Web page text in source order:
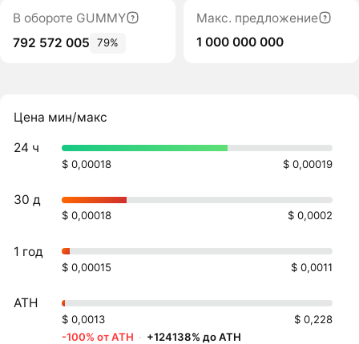
В обороте GUMMY
792 572 005
79%
Макс. предложение
1 000 000 000
Цена мин/макс
24 ч
$ 0,00018 $ 0,00019
30 д
$ 0,00018 $ 0,0002
1 год
$ 0,00015 $ 0,0011
ATH
$ 0,0013
$ 0,228
-100% от ATH · +124138% до ATH